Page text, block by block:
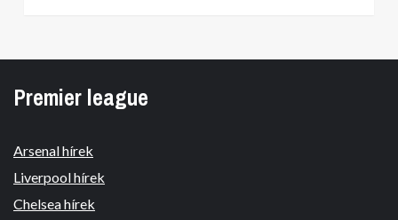
Premier league
Arsenal hírek
Liverpool hírek
Chelsea hírek